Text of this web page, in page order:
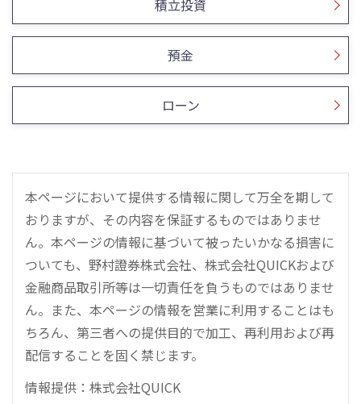
積立投資
預金
ローン
本ページにおいて提供する情報に関して万全を期して
おりますが、その内容を保証するものではありませ
ん。本ページの情報に基づいて被ったいかなる損害に
ついても、野村證券株式会社、株式会社QUICKおよび
金融商品取引所等は一切責任を負うものではありませ
ん。また、本ページの情報を営業に利用することはも
ちろん、第三者への提供目的で加工、再利用および再
配信することを固く禁じます。
情報提供：株式会社QUICK